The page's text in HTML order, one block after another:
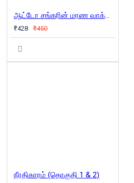
ஆட்டோ சங்கரின் மரண வாக்குமூலம்
₹428 ₹450
நீரதிகாரம் (தொகுதி 1 & 2)